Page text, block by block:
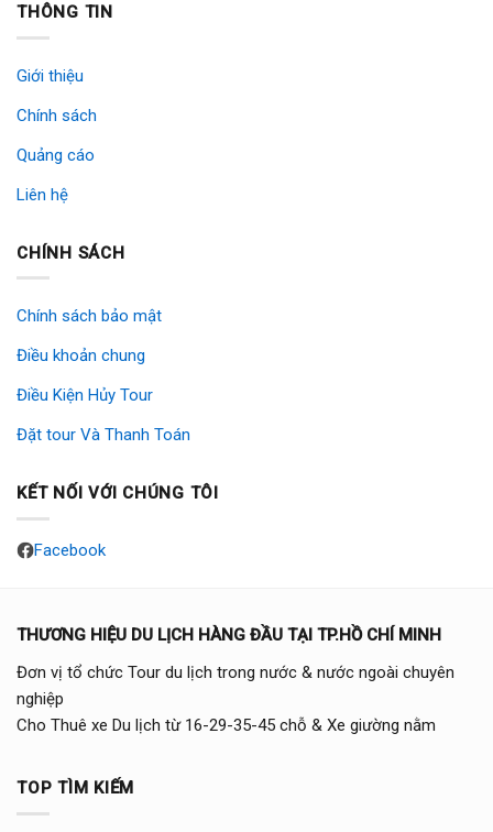
THÔNG TIN
Giới thiệu
Chính sách
Quảng cáo
Liên hệ
CHÍNH SÁCH
Chính sách bảo mật
Điều khoản chung
Điều Kiện Hủy Tour
Đặt tour Và Thanh Toán
KẾT NỐI VỚI CHÚNG TÔI
Facebook
THƯƠNG HIỆU DU LỊCH HÀNG ĐẦU TẠI TP.HỒ CHÍ MINH
Đơn vị tổ chức Tour du lịch trong nước & nước ngoài chuyên
nghiệp
Cho Thuê xe Du lịch từ 16-29-35-45 chỗ & Xe giường nằm
TOP TÌM KIẾM